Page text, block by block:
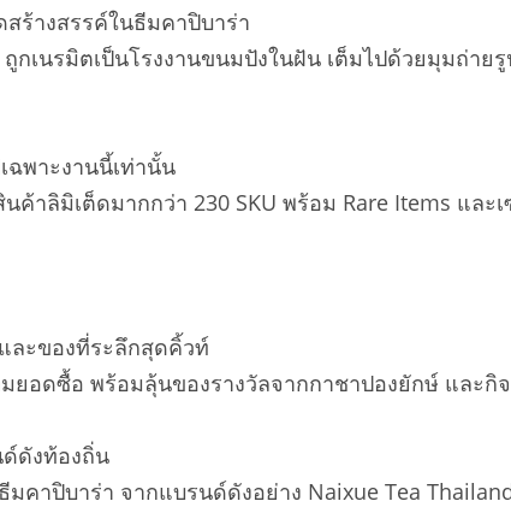
ร้างสรรค์ในธีมคาปิบาร่า
กเนรมิตเป็นโรงงานขนมปังในฝัน เต็มไปด้วยมุมถ่า
ฉพาะงานนี้เท่านั้น
ค้าลิมิเต็ดมากกว่า 230 SKU พร้อม Rare Items แล
ละของที่ระลึกสุดคิ้วท์
ยอดซื้อ พร้อมลุ้นของรางวัลจากกาชาปองยักษ์ และ
ดังท้องถิ่น
คาปิบาร่า จากแบรนด์ดังอย่าง Naixue Tea